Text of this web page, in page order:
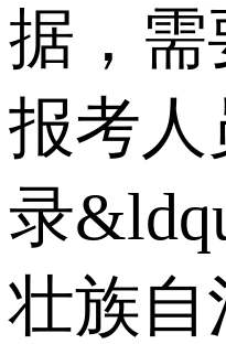
据，需
报考人
录
壮族自